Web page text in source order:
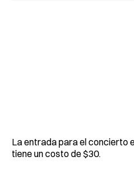
La entrada para el concierto
tiene un costo de $30.